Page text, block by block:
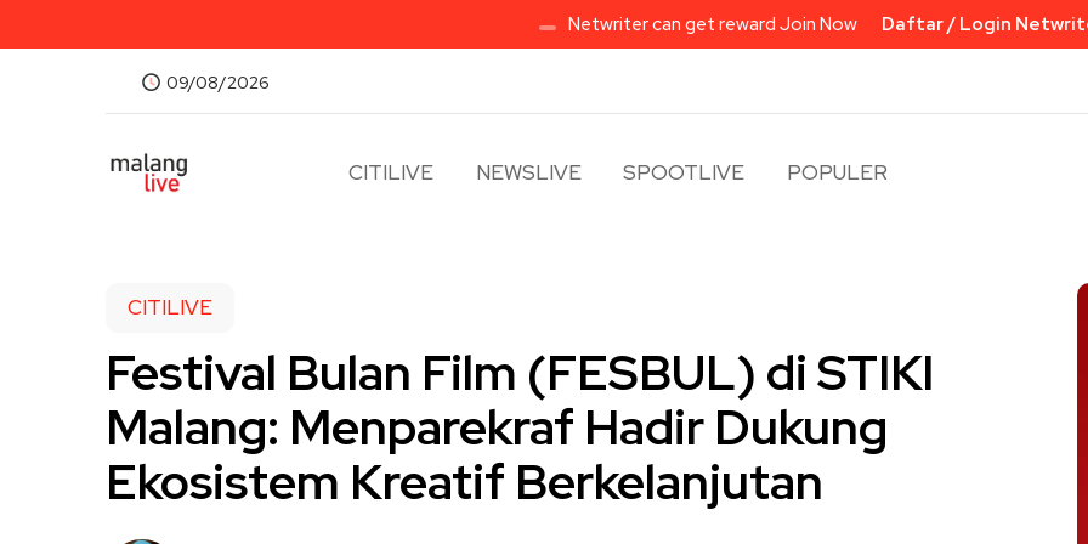
Netwriter can get reward Join Now Daftar / Login
09/08/2026
CITILIVE NEWSLIVE SPOOTLIVE POPULER
CITILIVE
Festival Bulan Film (FESBUL) di STIKI
Malang: Menparekraf Hadir Dukung
Ekosistem Kreatif Berkelanjutan